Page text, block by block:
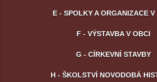
E - SPOLKY A ORGANIZACE V
F - VÝSTAVBA V OBCI
G - CÍRKEVNÍ STAVBY
H - ŠKOLSTVÍ NOVODOBÁ